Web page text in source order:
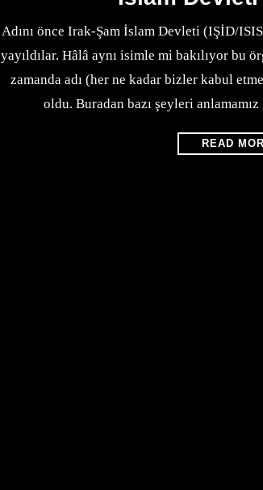
Adını önce Irak-Şam İslam Devleti (IŞİD/
yayıldılar. Hâlâ aynı isimle mi bakılıyor bu
zamanda adı (her ne kadar bizler kabul
oldu. Buradan bazı şeyleri
READ